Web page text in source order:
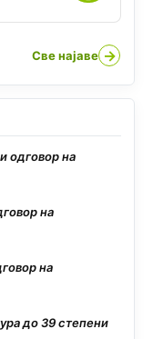
Све најаве →
одговор на
на
на
до 39 степени